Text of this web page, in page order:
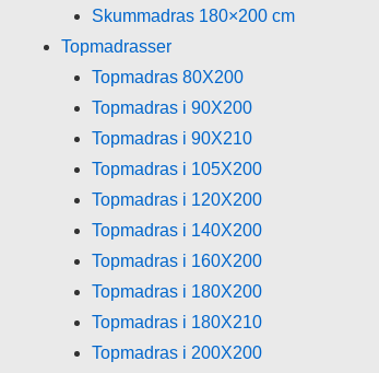
Skummadras 180×200 cm
Topmadrasser
Topmadras 80X200
Topmadras i 90X200
Topmadras i 90X210
Topmadras i 105X200
Topmadras i 120X200
Topmadras i 140X200
Topmadras i 160X200
Topmadras i 180X200
Topmadras i 180X210
Topmadras i 200X200